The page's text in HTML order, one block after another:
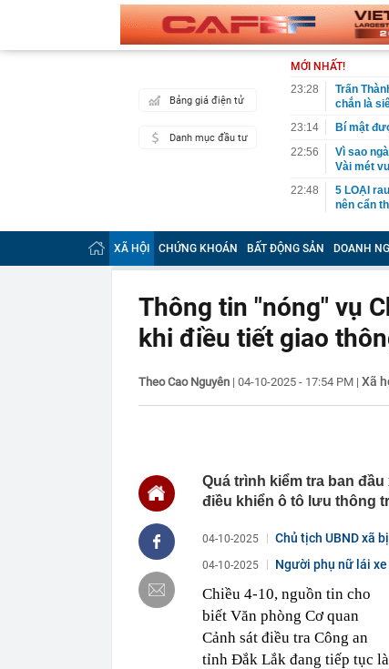
Bảng giá điện tử
Danh mục đầu tư
MỚI NHẤT!
23:28
Trấn
chắn là
23:14
Bí mật
22:56
Vì sao
Vài mét
22:48
5 LOẠI
nên cẩn
22:28
CHÍNH
nghỉ hè
22:25
Vì sao đồ
huynh -
22:03
Ukraine
của Nga
vợ thiếu
21:51
Một ô tô
Tổng
nghiện
21:20
Miền Bắc
21:16
4 món ăn
38 lần
21:14
Cậu bé
21:06
Tịch thu
xe khách
21:05
Su-57 ẩn
vãng
XÃ HỘI CHỨNG KHOÁN BẤT ĐỘNG SẢN DOANH
Thông tin "nóng" vụ
khi điều tiết giao
Theo Cao Nguyên | 04-10-2025 - 17:54 PM | Xã
Quá trình kiểm tra ban
điều khiển ô tô lưu thông
04-10-2025 Chủ tịch UBND xã
04-10-2025 Người phụ nữ lái
Chiều 4-10, nguồn tin cho
biết Văn phòng Cơ quan
Cảnh sát điều tra Công an
tỉnh Đắk Lắk đang tiếp tục